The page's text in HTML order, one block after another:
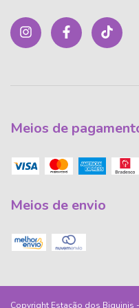
Meios de
Meios de envio
Copyright Estação dos Biquinis